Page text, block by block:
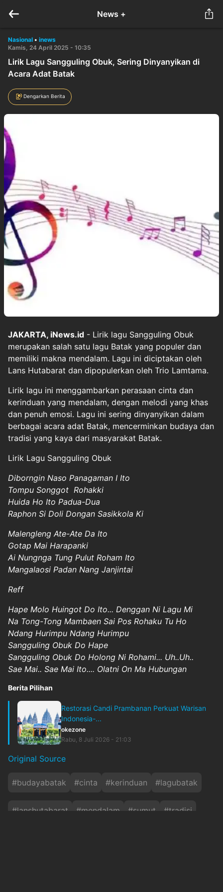
News +
Nasional • inews
Kamis, 24 April 2025 - 10:35
Lirik Lagu Sangguling Obuk, Sering Dinyanyikan di
Acara Adat Batak
Dengarkan Berita
JAKARTA, iNews.id - Lirik lagu Sangguling Obuk
merupakan salah satu lagu Batak yang populer dan
memiliki makna mendalam. Lagu ini diciptakan oleh
Lans Hutabarat dan dipopulerkan oleh Trio Lamtama.
Lirik lagu ini menggambarkan perasaan cinta dan
kerinduan yang mendalam, dengan melodi yang khas
dan penuh emosi. Lagu ini sering dinyanyikan dalam
berbagai acara adat Batak, mencerminkan budaya dan
tradisi yang kaya dari masyarakat Batak.
Lirik Lagu Sangguling Obuk
Diborngin Naso Panagaman I Ito
Tompu Songgot Rohakki
Huida Ho Ito Padua-Dua
Raphon Si Doli Dongan Sasikkola Ki
Malengleng Ate-Ate Da Ito
Gotap Mai Harapanki
Ai Nungnga Tung Pulut Roham Ito
Mangalaosi Padan Nang Janjintai
Reff
Hape Molo Huingot Do Ito... Denggan Ni Lagu Mi
Na Tong-Tong Mambaen Sai Pos Rohaku Tu Ho
Ndang Hurimpu Ndang Hurimpu
Sangguling Obuk Do Hape
Sangguling Obuk Do Holong Ni Rohami... Uh..Uh..
Sae Mai.. Sae Mai Ito.... Olatni On Ma Hubungan
Berita Pilihan
Restorasi Candi Prambanan Perkuat Warisan
Indonesia-...
okezone
Rabu, 8 Juli 2026 - 21:03
Original Source
#budayabatak #cinta #kerinduan #lagubatak
#lanshutabarat #mendalam #sumut #tradisi